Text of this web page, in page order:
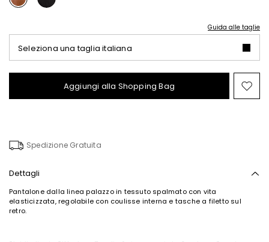
Guida alle taglie
Seleziona una taglia italiana
Aggiungi alla Shopping Bag
Spedizione Gratuita
Dettagli
Pantalone dalla linea palazzo in tessuto spalmato con vita
elasticizzata, regolabile con coulisse interna e tasche a filetto sul
retro.